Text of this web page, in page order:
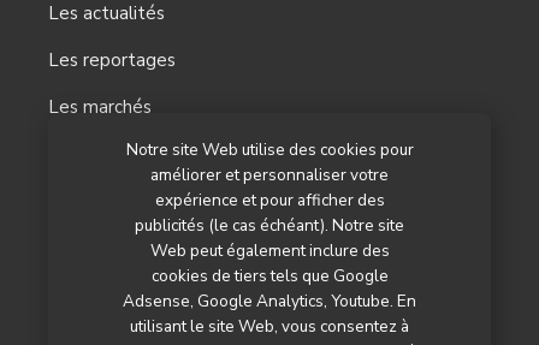
Notre site Web utilise des cookies pour
améliorer et personnaliser votre
expérience et pour afficher des
publicités (le cas échéant). Notre site
Web peut également inclure des
cookies de tiers tels que Google
Adsense, Google Analytics, Youtube. En
utilisant le site Web, vous consentez à
Les actualités
Les reportages
Les marchés
Nos autres titres
Qui sommes-nous ?